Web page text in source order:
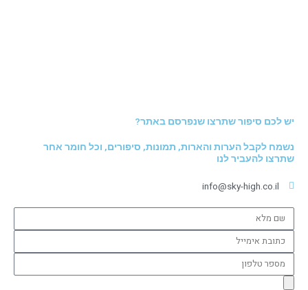
יש לכם סיפור שתרצו שנפרסם באתר?
נשמח לקבל הערות והארות, תמונות, סיפורים, וכל חומר אחר
שתרצו להעביר לנו
info@sky-high.co.il
שם
מלא
כתובת
אימייל
מספר
טלפון